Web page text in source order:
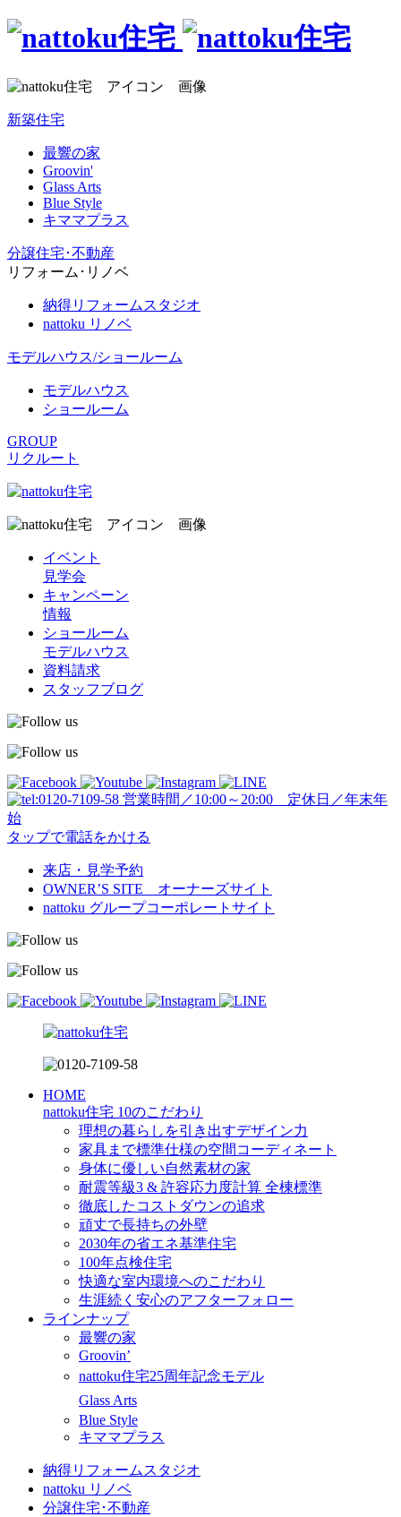
新築住宅
最響の家
Groovin'
Glass Arts
Blue Style
キママプラス
分譲住宅･不動産
リフォーム･リノベ
納得リフォームスタジオ
nattoku リノベ
モデルハウス/ショールーム
モデルハウス
ショールーム
GROUP
リクルート
イベント
見学会
キャンペーン
情報
ショールーム
モデルハウス
資料請求
スタッフブログ
営業時間／10:00～20:00 定休日／年末年
始
タップで電話をかける
来店・見学予約
OWNER’S SITE オーナーズサイト
nattoku グループコーポレートサイト
HOME
nattoku住宅 10のこだわり
理想の暮らしを引き出すデザイン力
家具まで標準仕様の空間コーディネート
身体に優しい自然素材の家
耐震等級3 & 許容応力度計算 全棟標準
徹底したコストダウンの追求
頑丈で長持ちの外壁
2030年の省エネ基準住宅
100年点検住宅
快適な室内環境へのこだわり
生涯続く安心のアフターフォロー
ラインナップ
最響の家
Groovin’
nattoku住宅25周年記念モデル
Glass Arts
Blue Style
キママプラス
納得リフォームスタジオ
nattoku リノベ
分譲住宅･不動産